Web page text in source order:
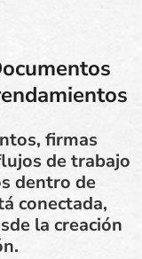
firmas
de trabajo
dentro de
conectada,
la creación